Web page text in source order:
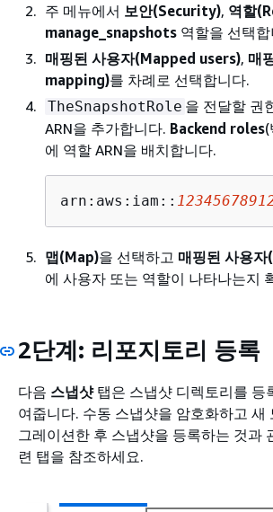
주 메뉴에서 보안(Security), 역할
manage_snapshots 역할을 선택
매핑된 사용자(Mapped users), 매
mapping)를 차례로 선택합니다.
TheSnapshotRole 을 전달할 권
ARN을 추가합니다. Backend roles
에 역할 ARN을 배치합니다.
arn:aws:iam::
맵(Map)을 선택하고 매핑된 사용
에 사용자 또는 역할이 나타나는지
2단계: 리포지토리 등록
다음 스냅샷 탭은 스냅샷 디렉토리를 등
여줍니다. 수동 스냅샷을 암호화하고 새
그레이션한 후 스냅샷을 등록하는 것과
련 탭을 참조하세요.